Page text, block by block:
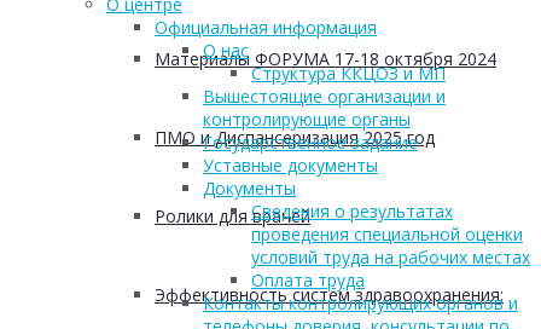
Материалы ФОРУМА 17-18 октября 2024
ПМО и Диспансеризация 2025 год
Ролики для врачей
Эффективность систем здравоохранения:
Официальная информация
О нас
Структура ККЦОЗ и МП
Вышестоящие организации и
контролирующие органы
Государственное задание
Уставные документы
Документы
Сведения о результатах
проведения специальной оценки
условий труда на рабочих местах
Оплата труда
Контакты контролирующих органов и